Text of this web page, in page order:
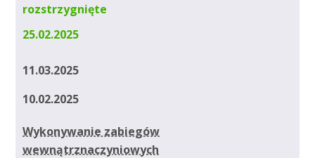
rozstrzygnięte
25.02.2025
11.03.2025
10.02.2025
Wykonywanie zabiegów
wewnątrznaczyniowych